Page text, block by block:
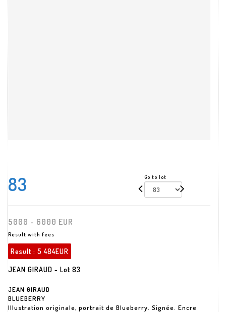
83 Go to lot
5000 - 6000 EUR
Result with fees
Result : 5 484EUR
JEAN GIRAUD - Lot 83
JEAN GIRAUD
BLUEBERRY
Illustration originale, portrait de Blueberry. Signée. Encre